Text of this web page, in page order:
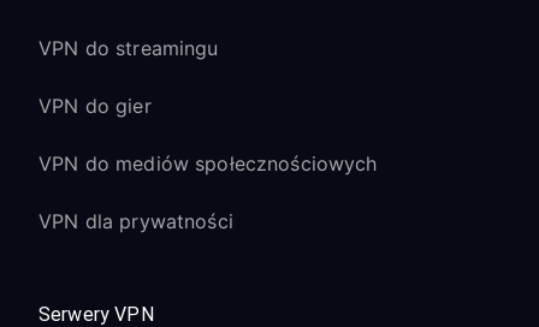
VPN do streamingu
VPN do gier
VPN do mediów społecznościowych
VPN dla prywatności
Serwery VPN